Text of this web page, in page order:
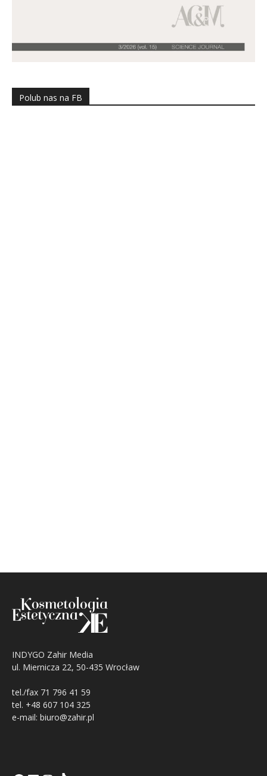
Polub nas na FB
INDYGO Zahir Media
ul. Miernicza 22, 50-435 Wrocław
tel./fax 71 796 41 59
tel. +48 607 104 325
e-mail: biuro@zahir.pl